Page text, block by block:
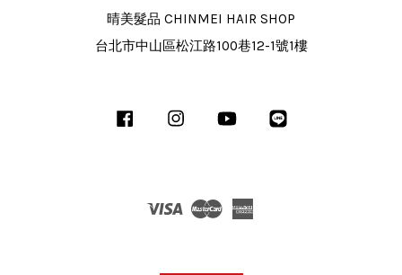
晴美髮品 CHINMEI HAIR SHOP
台北市中山區松江路100巷12-1號1樓
Facebook InstagramYouTube
Visa Master